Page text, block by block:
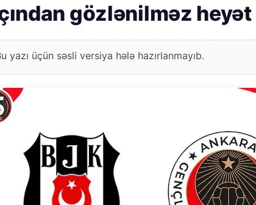
gözlənilməz heyət
yazı üçün səsli versiya hələ hazırlanmayıb.